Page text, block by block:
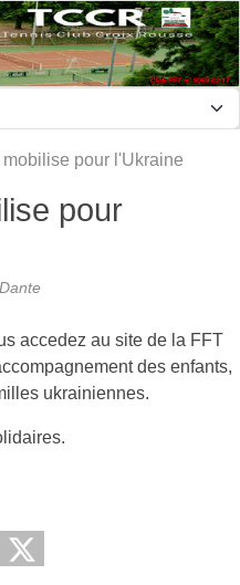
mobilise pour l'Ukraine
pour
accedez au site de la FFT
des enfants,
ukrainiennes.